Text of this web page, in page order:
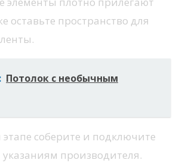
оставьте пространство для
Потолок с необычным
соберите и подключите
указаниям производителя.